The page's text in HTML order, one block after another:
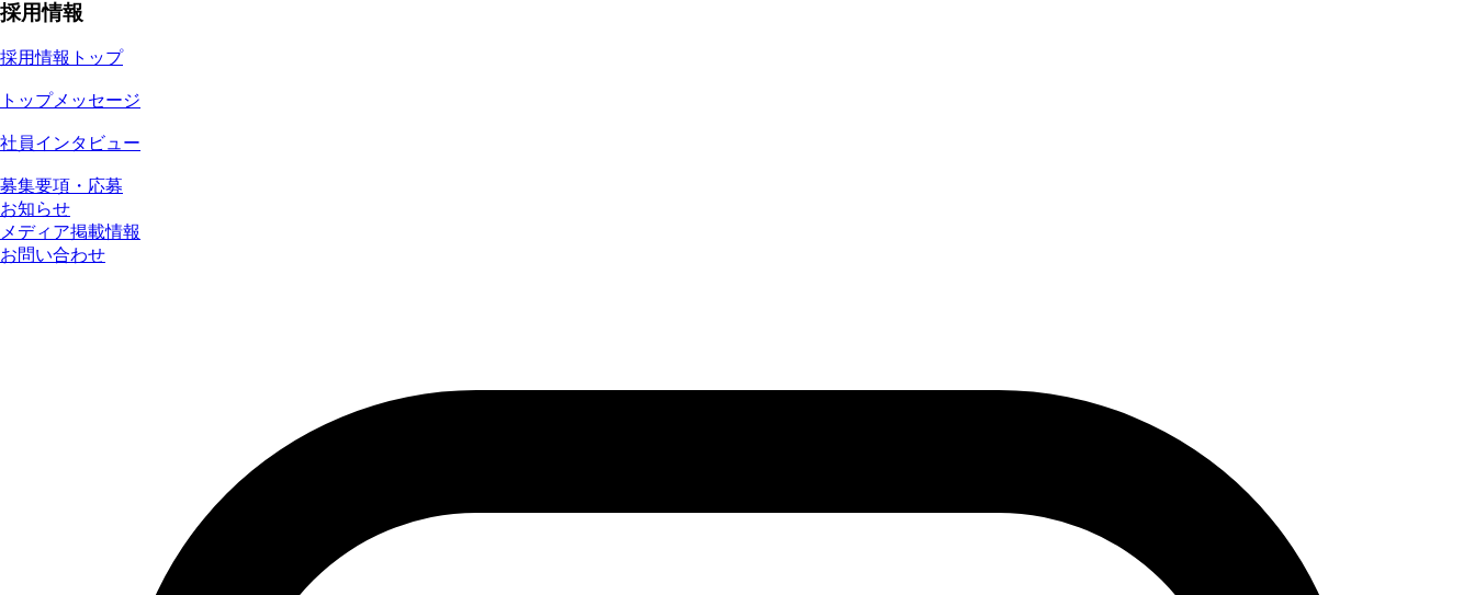
採用情報
採用情報トップ
トップメッセージ
社員インタビュー
募集要項・応募
お知らせ
メディア掲載情報
お問い合わせ